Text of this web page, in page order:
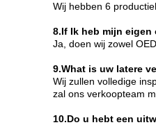
Wij hebben 6
8.If Ik heb mijn eigen
Ja, doen wij zowel
9.What is uw latere
Wij zullen volledige
zal ons verkoopteam
10.Do u hebt een